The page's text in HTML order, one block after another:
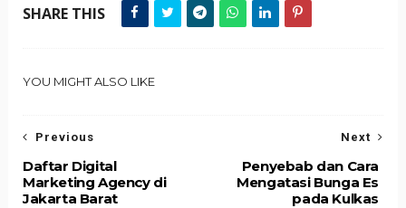
SHARE THIS
YOU MIGHT ALSO LIKE
Next
Penyebab dan Cara
Mengatasi Bunga Es
pada Kulkas
Previous
Daftar Digital
Marketing Agency di
Jakarta Barat